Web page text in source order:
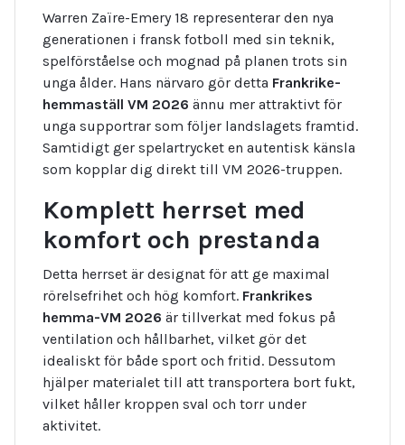
Warren Zaïre-Emery 18 representerar den nya
generationen i fransk fotboll med sin teknik,
spelförståelse och mognad på planen trots sin
unga ålder. Hans närvaro gör detta Frankrike-
hemmaställ VM 2026 ännu mer attraktivt för
unga supportrar som följer landslagets framtid.
Samtidigt ger spelartrycket en autentisk känsla
som kopplar dig direkt till VM 2026-truppen.
Komplett herrset med
komfort och prestanda
Detta herrset är designat för att ge maximal
rörelsefrihet och hög komfort. Frankrikes
hemma-VM 2026 är tillverkat med fokus på
ventilation och hållbarhet, vilket gör det
idealiskt för både sport och fritid. Dessutom
hjälper materialet till att transportera bort fukt,
vilket håller kroppen sval och torr under
aktivitet.